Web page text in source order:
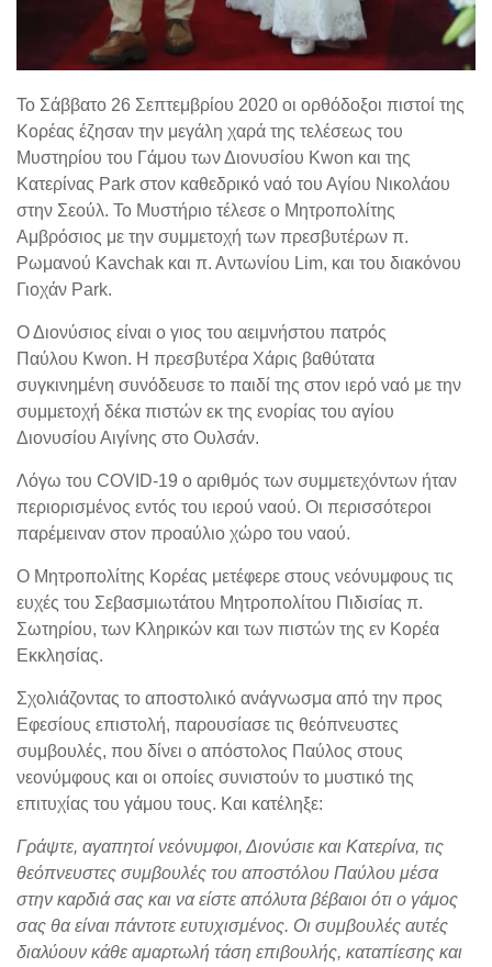
Το Σάββατο 26 Σεπτεμβρίου 2020 οι ορθόδοξοι πιστοί της
Κορέας έζησαν την μεγάλη χαρά της τελέσεως του
Μυστηρίου του Γάμου των Διονυσίου Kwon και της
Κατερίνας Park στον καθεδρικό ναό του Αγίου Νικολάου
στην Σεούλ. Το Μυστήριο τέλεσε ο Μητροπολίτης
Αμβρόσιος με την συμμετοχή των πρεσβυτέρων π.
Ρωμανού Kavchak και π. Αντωνίου Lim, και του διακόνου
Γιοχάν Park.
Ο Διονύσιος είναι ο γιος του αειμνήστου πατρός
Παύλου Kwon. Η πρεσβυτέρα Χάρις βαθύτατα
συγκινημένη συνόδευσε το παιδί της στον ιερό ναό με την
συμμετοχή δέκα πιστών εκ της ενορίας του αγίου
Διονυσίου Αιγίνης στο Ουλσάν.
Λόγω του COVID-19 ο αριθμός των συμμετεχόντων ήταν
περιορισμένος εντός του ιερού ναού. Οι περισσότεροι
παρέμειναν στον προαύλιο χώρο του ναού.
Ο Μητροπολίτης Κορέας μετέφερε στους νεόνυμφους τις
ευχές του Σεβασμιωτάτου Μητροπολίτου Πιδισίας π.
Σωτηρίου, των Κληρικών και των πιστών της εν Κορέα
Εκκλησίας.
Σχολιάζοντας το αποστολικό ανάγνωσμα από την προς
Εφεσίους επιστολή, παρουσίασε τις θεόπνευστες
συμβουλές, που δίνει ο απόστολος Παύλος στους
νεονύμφους και οι οποίες συνιστούν το μυστικό της
επιτυχίας του γάμου τους. Και κατέληξε:
Γράψτε, αγαπητοί νεόνυμφοι, Διονύσιε και Κατερίνα, τις
θεόπνευστες συμβουλές του αποστόλου Παύλου μέσα
στην καρδιά σας και να είστε απόλυτα βέβαιοι ότι ο γάμος
σας θα είναι πάντοτε ευτυχισμένος. Οι συμβουλές αυτές
διαλύουν κάθε αμαρτωλή τάση επιβουλής, καταπίεσης και